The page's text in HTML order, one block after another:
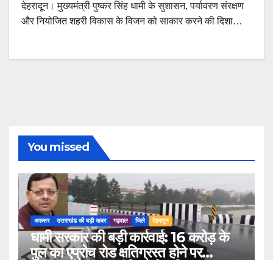
देहरादून। मुख्यमंत्री पुष्कर सिंह धामी के सुशासन, पर्यावरण संरक्षण
और नियोजित शहरी विकास के विजन को साकार करने की दिशा…
You missed
अफसर उत्तराखंड की बड़ी खबर गढ़वाल जिले देहरादून
धामी सरकार की बड़ी कार्रवाई: 16 करोड़ के
पुल का एप्रोच रोड क्षतिग्रस्त होने पर